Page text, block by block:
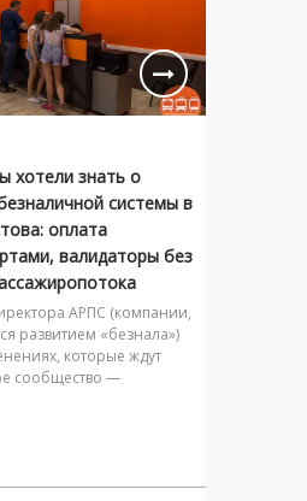
хотели знать о
системы в
оплата
валидаторы без
АРПС (компании,
развитием «безнала»)
которые ждут
сообщество —